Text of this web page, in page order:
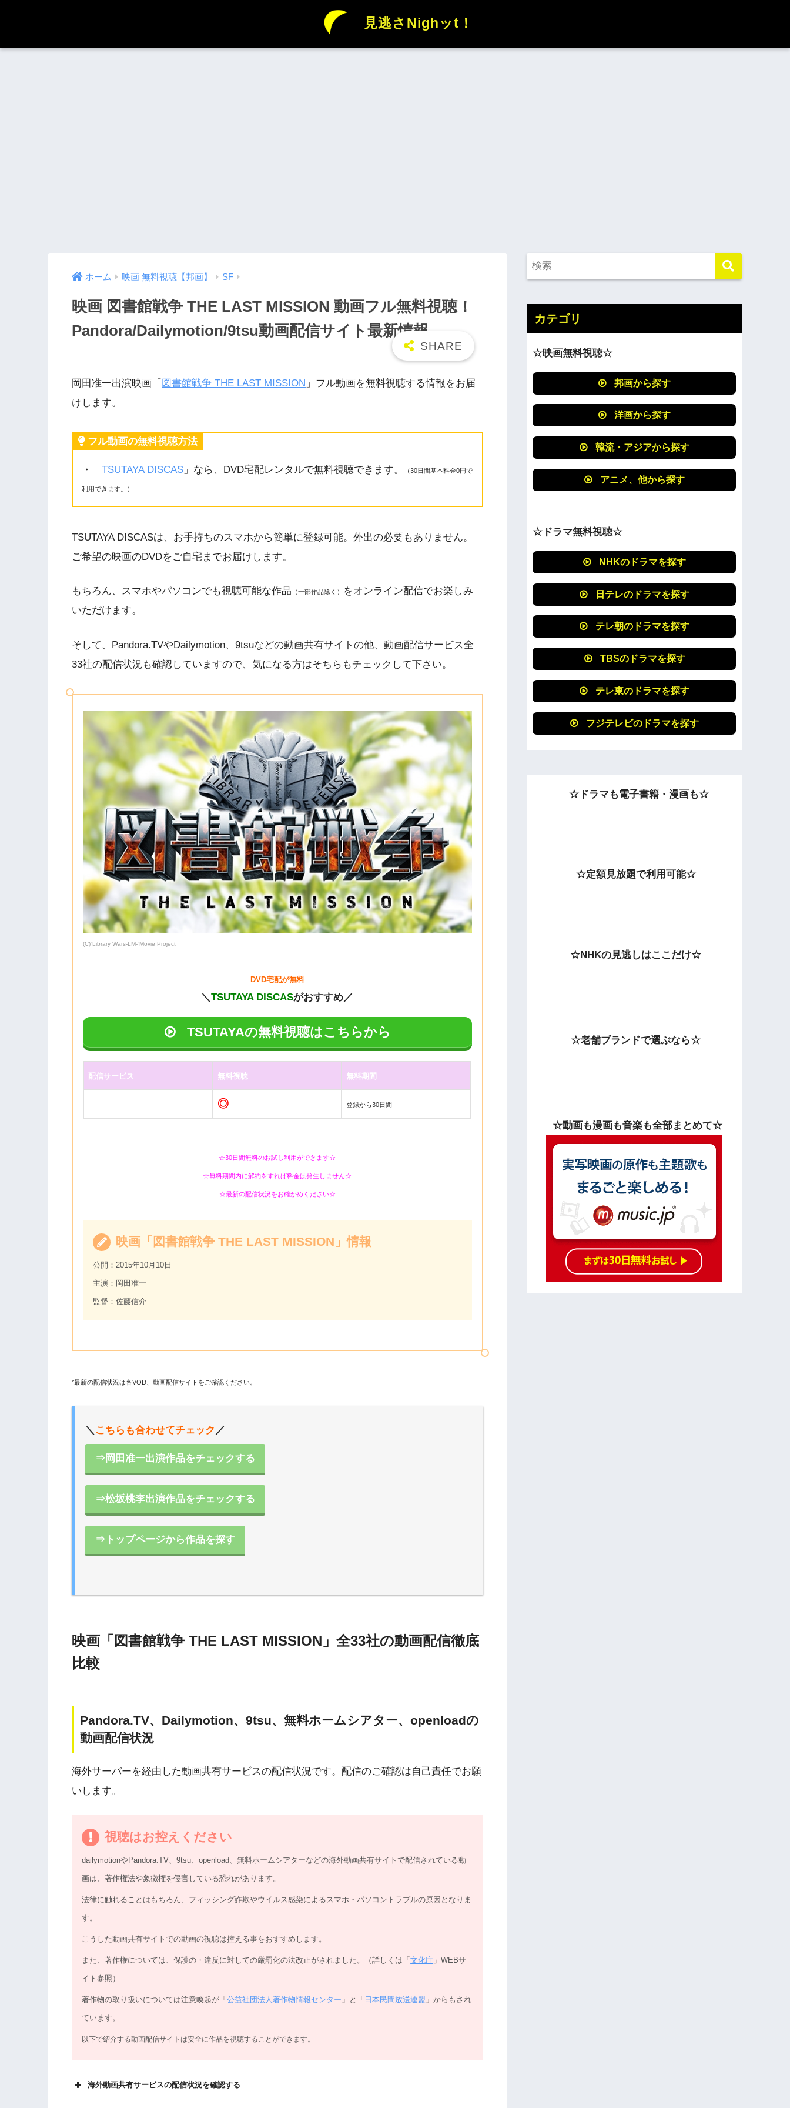
見逃さNighッt！
ホーム 映画 無料視聴【邦画】 SF
映画 図書館戦争 THE LAST MISSION 動画フル無料視聴！
Pandora/Dailymotion/9tsu動画配信サイト最新情報
岡田准一出演映画「 図書館戦争 THE LAST MISSION 」フル動画を無料視聴する情報をお届
けします。
フル動画の無料視聴方法
・「 TSUTAYA DISCAS 」なら、DVD宅配レンタルで無料視聴できます。 （30日間基本料金0円で
利用できます。）
TSUTAYA DISCASは、お手持ちのスマホから簡単に登録可能。外出の必要もありません。
ご希望の映画のDVDをご自宅までお届けします。
もちろん、スマホやパソコンでも視聴可能な作品 （一部作品除く）
をオンライン配信でお楽しみ
いただけます。
そして、Pandora.TVやDailymotion、9tsuなどの動画共有サイトの他、動画配信サービス全
33社の配信状況も確認していますので、気になる方はそちらもチェックして下さい。
(C)“Library Wars-LM-”Movie Project
DVD宅配が無料
＼TSUTAYA DISCASがおすすめ／
TSUTAYAの無料視聴はこちらから
配信サービス 無料視聴 無料期間
◎ 登録から30日間
☆30日間無料のお試し利用ができます☆
☆無料期間内に解約をすれば料金は発生しません☆
☆最新の配信状況をお確かめください☆
映画「図書館戦争 THE LAST MISSION」情報
公開：2015年10月10日
主演：岡田准一
監督：佐藤信介
*最新の配信状況は各VOD、動画配信サイトをご確認ください。
＼ こちらも合わせてチェック ／
⇒岡田准一出演作品をチェックする
⇒松坂桃李出演作品をチェックする
⇒トップページから作品を探す
映画「図書館戦争 THE LAST MISSION」全33社の動画配信徹底
比較
Pandora.TV、Dailymotion、9tsu、無料ホームシアター、openloadの
動画配信状況
海外サーバーを経由した動画共有サービスの配信状況です。配信のご確認は自己責任でお願
いします。
視聴はお控えください
dailymotionやPandora.TV、9tsu、openload、無料ホームシアターなどの海外動画共有サイトで配信されている動
画は、著作権法や象徴権を侵害している恐れがあります。
法律に触れることはもちろん、フィッシング詐欺やウイルス感染によるスマホ・パソコントラブルの原因となりま
す。
こうした動画共有サイトでの動画の視聴は控える事をおすすめします。
また、著作権については、保護の・違反に対しての厳罰化の法改正がされました。（詳しくは「文化庁 」WEBサ
イト参照）
著作物の取り扱いについては注意喚起が「公益社団法人著作物情報センター 」と「 日本民間放送連盟 」からもされ
ています。
以下で紹介する動画配信サイトは安全に作品を視聴することができます。
海外動画共有サービスの配信状況を確認する
カテゴリ
☆映画無料視聴☆
邦画から探す
洋画から探す
韓流・アジアから探す
アニメ、他から探す
☆ドラマ無料視聴☆
NHKのドラマを探す
日テレのドラマを探す
テレ朝のドラマを探す
TBSのドラマを探す
テレ東のドラマを探す
フジテレビのドラマを探す
☆ドラマも電子書籍・漫画も☆
☆定額見放題で利用可能☆
☆NHKの見逃しはここだけ☆
☆老舗ブランドで選ぶなら☆
☆動画も漫画も音楽も全部まとめて☆